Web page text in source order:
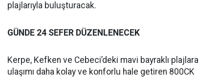
plajlarıyla buluşturacak.
GÜNDE 24 SEFER DÜZENLENECEK
Kerpe, Kefken ve Cebeci’deki mavi bayraklı plajlara
ulaşımı daha kolay ve konforlu hale getiren 800CK